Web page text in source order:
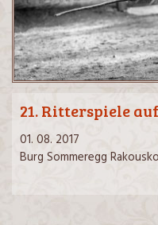
21. Ritterspiele
01. 08. 2017
Burg Sommeregg Rakousko